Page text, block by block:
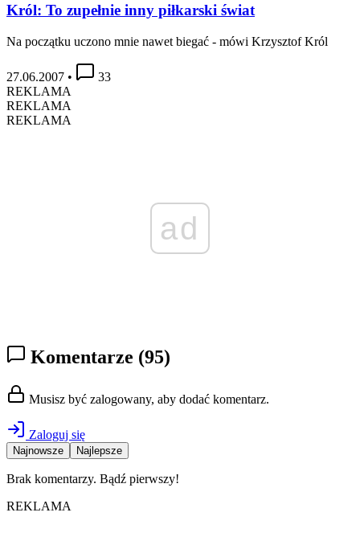
Król: To zupełnie inny piłkarski świat
Na początku uczono mnie nawet biegać - mówi Krzysztof Król
27.06.2007 •
33
REKLAMA
REKLAMA
REKLAMA
ad
Komentarze (95)
Musisz być zalogowany, aby dodać komentarz.
Zaloguj się
Najnowsze Najlepsze
Brak komentarzy. Bądź pierwszy!
REKLAMA